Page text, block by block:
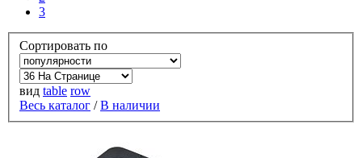
3
Сортировать по
вид table row
Весь каталог /В наличии